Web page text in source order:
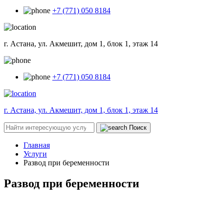
+7 (771) 050 8184
г. Астана, ул. Акмешит, дом 1, блок 1, этаж 14
+7 (771) 050 8184
г. Астана, ул. Акмешит, дом 1, блок 1, этаж 14
Поиск
Главная
Услуги
Развод при беременности
Развод при беременности